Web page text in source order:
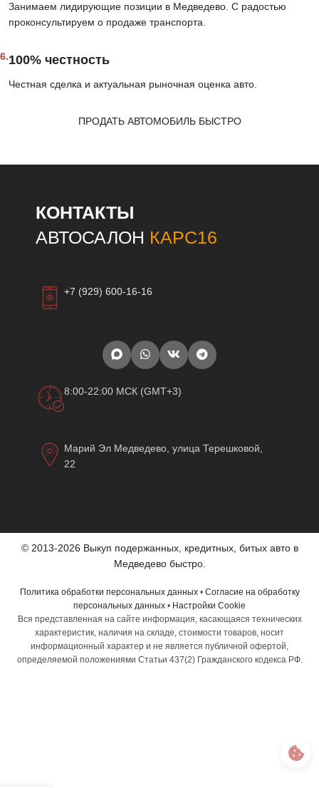
Занимаем лидирующие позиции в Медведево. С радостью
проконсультируем о продаже транспорта.
6.100% честность
Честная сделка и актуальная рыночная оценка авто.
ПРОДАТЬ АВТОМОБИЛЬ БЫСТРО
КОНТАКТЫ
АВТОСАЛОН КАРС16
+7 (929) 600-16-16
8:00-22:00 МСК (GMT+3)
Марий Эл Медведево, улица Терешковой,
22
© 2013-2026 Выкуп подержанных, кредитных, битых авто в
Медведево быстро.
Политика обработки персональных данных• Согласие на обработку
персональных данных • Настройки Cookie
Вся представленная на сайте информация, касающаяся технических
характеристик, наличия на складе, стоимости товаров, носит
информационный характер и не является публичной офертой,
определяемой положениями Статьи 437(2) Гражданского кодекса РФ.